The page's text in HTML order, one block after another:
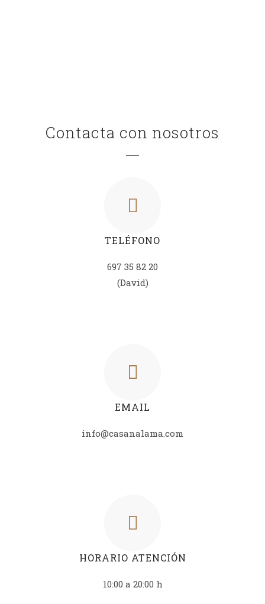
Contacta con nosotros
TELÉFONO
697 35 82 20
(David)
EMAIL
info@casanalama.com
HORARIO ATENCIÓN
10:00 a 20:00 h